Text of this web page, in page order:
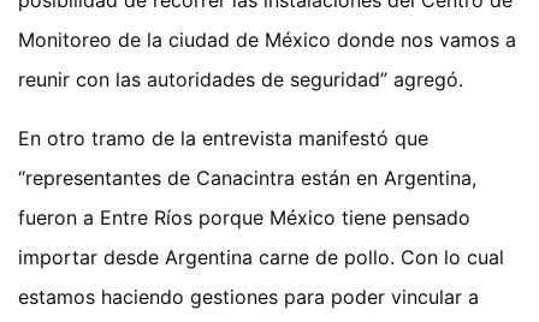
Monitoreo de la ciudad de México donde nos vamos a
reunir con las autoridades de seguridad” agregó.
En otro tramo de la entrevista manifestó que
“representantes de Canacintra están en Argentina,
fueron a Entre Ríos porque México tiene pensado
importar desde Argentina carne de pollo. Con lo cual
estamos haciendo gestiones para poder vincular a